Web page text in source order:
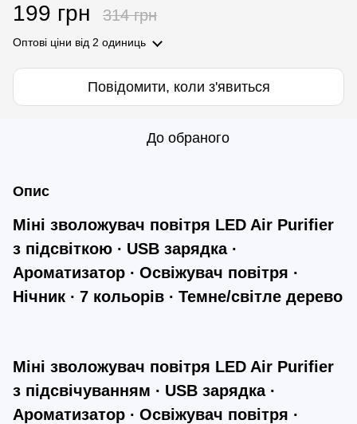
199 грн 314 грн
Оптові ціни від 2 одиниць
Повідомити, коли з'явиться
До обраного
Опис
Міні зволожувач повітря LED Air Purifier
з підсвіткою ∙ USB зарядка ∙
Ароматизатор ∙ Освіжувач повітря ∙
Нічник ∙ 7 кольорів ∙ Темне/світле дерево
Міні зволожувач повітря LED Air Purifier
з підсвічуванням ∙ USB зарядка ∙
Ароматизатор ∙ Освіжувач повітря ∙